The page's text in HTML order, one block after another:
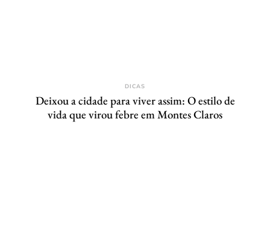
DICAS
Deixou a cidade para viver assim: O estilo de
vida que virou febre em Montes Claros